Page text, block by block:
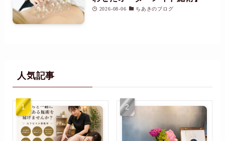
2026-08-06 ちあきのブログ
人気記事